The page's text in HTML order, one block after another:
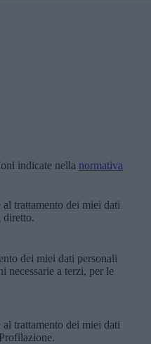
indicate nella normativa
trattamento dei miei dati
diretto.
dei miei dati personali
necessarie a terzi, per le
trattamento dei miei dati